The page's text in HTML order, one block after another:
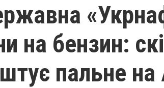
на бензин:
пальне